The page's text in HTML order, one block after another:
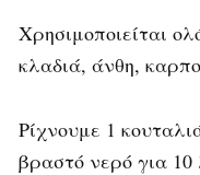
Χρησιμοποιείται
κλαδιά, άνθη,
Ρίχνουμε 1
βραστό νερό για